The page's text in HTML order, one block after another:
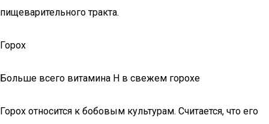
пищеварительного тракта.
Горох
Больше всего витамина H в свежем горохе
Горох относится к бобовым культурам. Считается, что его